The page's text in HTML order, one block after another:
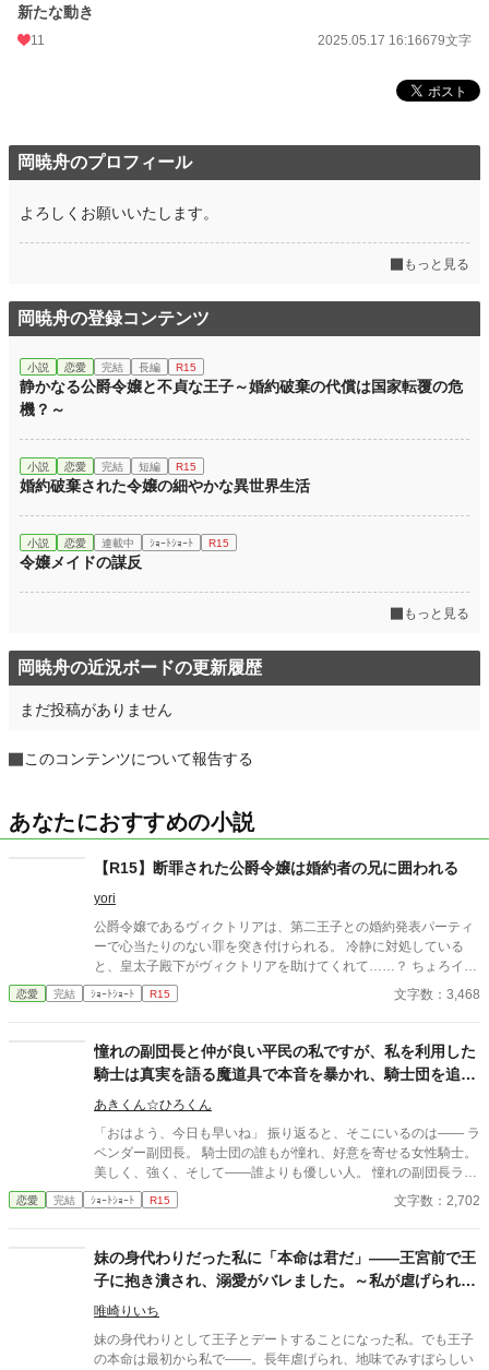
新たな動き
11 2025.05.17 16:16679文字
岡暁舟のプロフィール
よろしくお願いいたします。
もっと見る
岡暁舟の登録コンテンツ
小説 恋愛 完結 長編 R15
静かなる公爵令嬢と不貞な王子～婚約破棄の代償は国家転覆の危
機？～
小説 恋愛 完結 短編 R15
婚約破棄された令嬢の細やかな異世界生活
小説 恋愛 連載中 ｼｮｰﾄｼｮｰﾄ R15
令嬢メイドの謀反
もっと見る
岡暁舟の近況ボードの更新履歴
まだ投稿がありません
このコンテンツについて報告する
あなたにおすすめの小説
【R15】断罪された公爵令嬢は婚約者の兄に囲われる
yori
公爵令嬢であるヴィクトリアは、第二王子との婚約発表パーティ
ーで心当たりのない罪を突き付けられる。 冷静に対処している
と、皇太子殿下がヴィクトリアを助けてくれて……？ ちょろイン
が好みのイケメンヒーローにデレデレする、サクッと読めちゃう
3000字ほどの小話です。ヒーローがちゃんとヤンデレになってい
恋愛 完結 ｼｮｰﾄｼｮｰﾄ R15 文字数：3,468
憧れの副団長と仲が良い平民の私ですが、私を利用した
騎士は真実を語る魔道具で本音を暴かれ、騎士団を追放
されました
あきくん☆ひろくん
「おはよう、今日も早いね」 振り返ると、そこにいるのは―― ラ
ベンダー副団長。 騎士団の誰もが憧れ、好意を寄せる女性騎士。
美しく、強く、そして――誰よりも優しい人。 憧れの副団長ラベ
ンダー様に仕えることを誇りに、騎士団の治癒所で働く平民の
私。 そんな私にも、優しく声をかけてくれる騎士との出会いがあ
だった。 しかしある日、彼が私に近づいた理由を知ってしまう。
それは、副団長に関する情報を得るため――ただ利用されていた
だけだった。 裏切りに打ちのめされた私の前に立ったのは、いつ
も優しかった副団長。 そして騎士団で開かれた“公開の場”で、す
べての真実が暴かれる。 これは、利用された平民の少女と、彼女
を守る副団長による断罪の物語
恋愛 完結 ｼｮｰﾄｼｮｰﾄ R15 文字数：2,702
妹の身代わりだった私に「本命は君だ」――王宮前で王
子に抱き潰され、溺愛がバレました。～私が虐げられる
きっかけになった少年が、私と王子を結び付
唯崎りいち
妹の身代わりとして王子とデートすることになった私。でも王子
の本命は最初から私で――。長年虐げられ、地味でみすぼらしい